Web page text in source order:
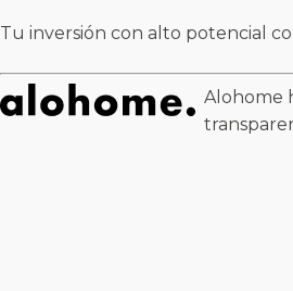
Tu inversión con alto potencial
Alohome